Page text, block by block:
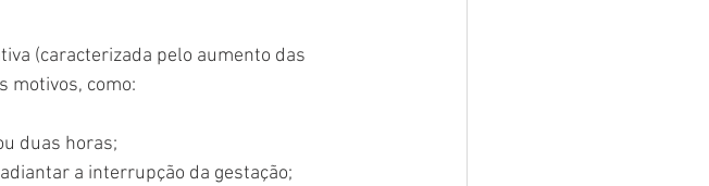
(caracterizada pelo aumento das
motivos, como:
duas horas;
a interrupção da gestação;